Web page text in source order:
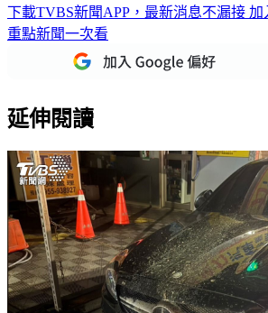
下載TVBS新聞APP，最新消息不漏接 加
重點新聞一次看
延伸閱讀